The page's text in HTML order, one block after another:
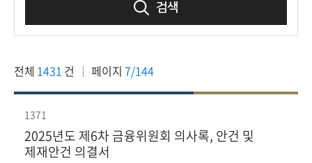
개
행
검색
전체 1431 건 페이지 7/144
1371
2025년도 제6차 금융위원회 의사록, 안건 및
제재안건 의결서